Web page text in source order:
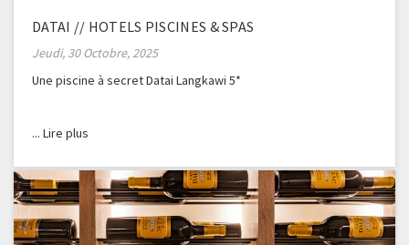
DATAI // HOTELS PISCINES & SPAS
Jeudi, 30 Octobre, 2025
Une piscine à secret Datai Langkawi 5*